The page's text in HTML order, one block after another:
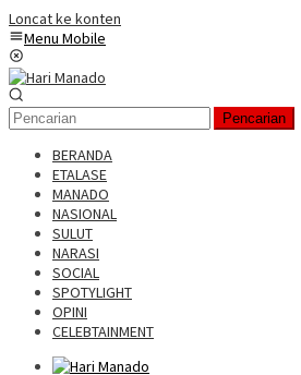
Loncat ke konten
Menu Mobile
Pencarian
BERANDA
ETALASE
MANADO
NASIONAL
SULUT
NARASI
SOCIAL
SPOTYLIGHT
OPINI
CELEBTAINMENT